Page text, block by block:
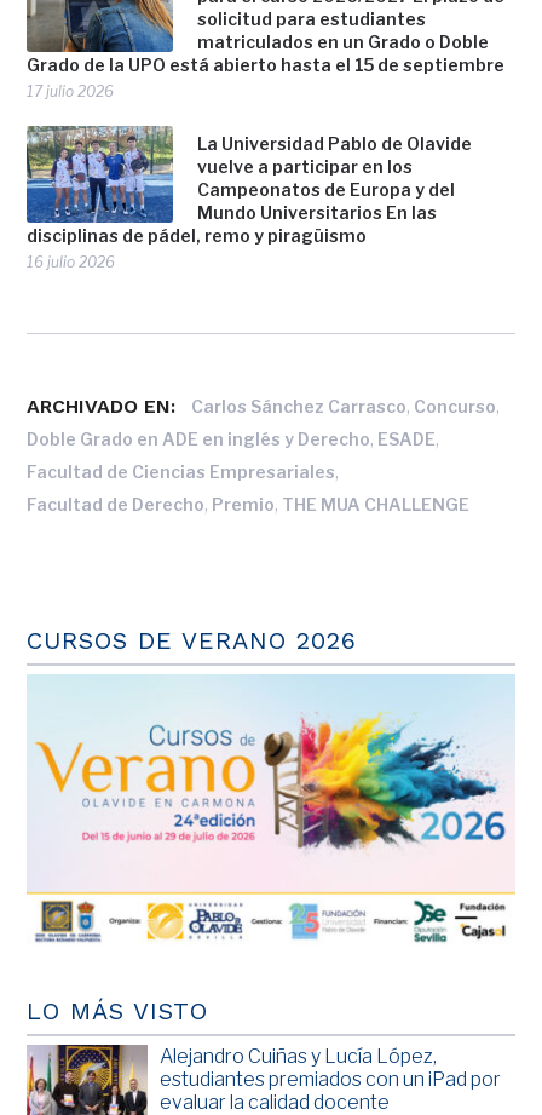
solicitud para estudiantes
matriculados en un Grado o Doble
Grado de la UPO está abierto hasta el 15 de septiembre
17 julio 2026
La Universidad Pablo de Olavide
vuelve a participar en los
Campeonatos de Europa y del
Mundo Universitarios En las
disciplinas de pádel, remo y piragüismo
16 julio 2026
ARCHIVADO EN: Carlos Sánchez Carrasco, Concurso,
Doble Grado en ADE en inglés y Derecho, ESADE,
Facultad de Ciencias Empresariales,
Facultad de Derecho, Premio, THE MUA CHALLENGE
CURSOS DE VERANO 2026
LO MÁS VISTO
Alejandro Cuiñas y Lucía López,
estudiantes premiados con un iPad por
evaluar la calidad docente